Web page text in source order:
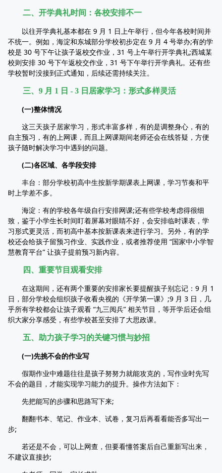
二、开学典礼时间：各校安排不一
以往开学典礼基本都在 9 月 1 日上午举行，但今年各校时间并
不统一。例如，海淀和东城部分学校初步定在 9 月 4 号举办;有的学
校是 30 号下午让孩子返校交作业，31 号上午举行开学典礼;西城某
校则安排 30 号下午返校交作业，31 号下午举行开学典礼。还有些
学校暂时没接到正式通知，后续还需持续关注。
三、9 月 1 日 - 3 日居家学习：形式多样灵活
(一)整体情况
这三天孩子居家学习，形式丰富多样，有的是调整身心，有的
自主预习，有的上网课，而且上网课期间老师还会在线答疑，方便
孩子随时解决学习中遇到的问题。
(二)各区域、各学段安排
丰台：部分学校初高中生按新学期课表上网课，学习节奏和平
时上学差不多。
海淀：有的学校各年级自行安排网课;还有些学校考虑得很细
致，鉴于小学生长时间盯着屏幕对眼睛不好，会安排临时课表，学
习形式更灵活，而初高中基本按新课表来进行学习。另外，有的学
校还会给孩子留预习作业、实践作业，或者推荐使用 “国家中小学智
慧教育平台” 让孩子提前预习新内容。
四、重要节目观看安排
在这期间，还有两个重要的安排家长要提醒孩子别忘记：9 月 1
日，部分学校会组织孩子收看央视的《开学第一课》;9 月 3 日，几
乎所有学校都会让孩子观看 “九三阅兵” 相关节目，等开学后还会组
织大家分享感受，有些学校甚至安排了大思政课。
五、助力孩子学习的关键习惯与妙招
(一)先挑不会的作业写
假期作业中难题往往是孩子努努力就能攻克的，写作业时先写
不会的题目，才能实现学习能力的提升。操作方法如下：
先把能写的步骤和思路写下来;
翻翻书本、笔记、作业本、试卷，复习后再看看能否多写出一
步;
若还是不会，可以上网查，但要看懂答案后自己重新写出来，
不建议直接抄;